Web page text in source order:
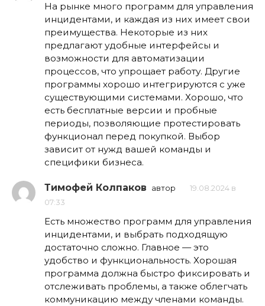
На рынке много программ для управления
инцидентами, и каждая из них имеет свои
преимущества. Некоторые из них
предлагают удобные интерфейсы и
возможности для автоматизации
процессов, что упрощает работу. Другие
программы хорошо интегрируются с уже
существующими системами. Хорошо, что
есть бесплатные версии и пробные
периоды, позволяющие протестировать
функционал перед покупкой. Выбор
зависит от нужд вашей команды и
специфики бизнеса.
Тимофей Колпаков автор
19.08.2024 в
07:33
Есть множество программ для управления
инцидентами, и выбрать подходящую
достаточно сложно. Главное — это
удобство и функциональность. Хорошая
программа должна быстро фиксировать и
отслеживать проблемы, а также облегчать
коммуникацию между членами команды.